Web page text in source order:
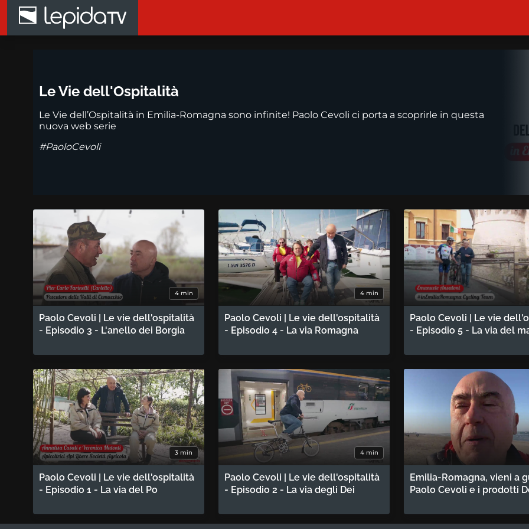
Salta al contenuto principale
Le Vie dell'Ospitalità
Le Vie dell’Ospitalità in Emilia-Romagna sono infinite! Paolo Cevoli ci porta a scoprirle in questa
nuova web serie
#PaoloCevoli
4 min
Paolo Cevoli | Le vie dell'ospitalità
- Episodio 3 - L'anello dei Borgia
4 min
Paolo Cevoli | Le vie dell'ospitalità
- Episodio 4 - La via Romagna
Paolo Cevoli | Le vie
- Episodio 5 - La via del
3 min
Paolo Cevoli | Le vie dell'ospitalità
- Episodio 1 - La via del Po
4 min
Paolo Cevoli | Le vie dell'ospitalità
- Episodio 2 - La via degli Dei
Emilia-Romagna, vieni a
Paolo Cevoli e i prodotti